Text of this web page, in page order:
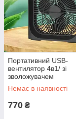
Портативний USB-
вентилятор 4в1/ зі
зволожувачем
повітря,таймером і
(Чорний)
Немає в наявності
770 ₴